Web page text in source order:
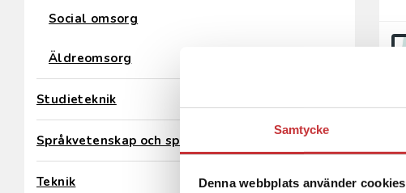
Samtycke
Denna webbplats använder cookies
Social omsorg
Äldreomsorg
Studieteknik
Språkvetenskap och språkdidaktik
Teknik